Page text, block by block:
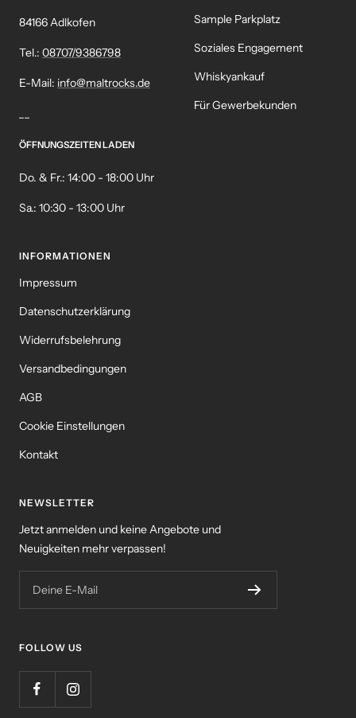
84166 Adlkofen
Tel.: 08707/9386798
E-Mail: info@maltrocks.de
ÖFFNUNGSZEITEN LADEN
Do. & Fr.: 14:00 - 18:00 Uhr
Sa.: 10:30 - 13:00 Uhr
Sample Parkplatz
Soziales Engagement
Whiskyankauf
Für Gewerbekunden
INFORMATIONEN
Impressum
Datenschutzerklärung
Widerrufsbelehrung
Versandbedingungen
AGB
Cookie Einstellungen
Kontakt
NEWSLETTER
Jetzt anmelden und keine Angebote und
Neuigkeiten mehr verpassen!
Deine E-Mail
FOLLOW US